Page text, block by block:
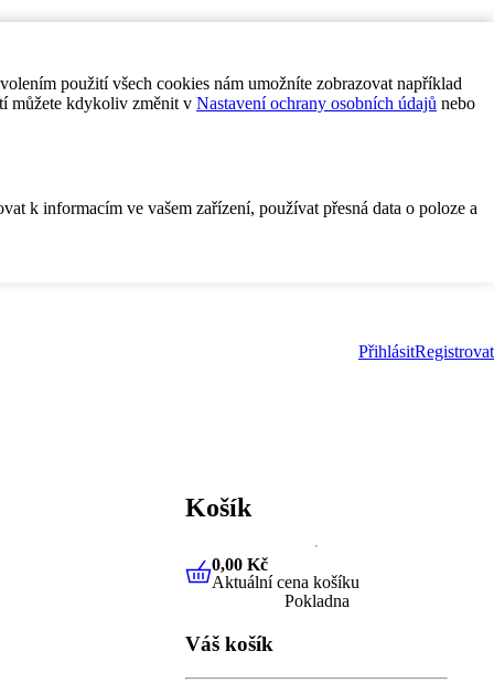
použití všech cookies nám umožníte zobrazovat například
můžete kdykoliv změnit v Nastavení ochrany osobních údajů nebo
k informacím ve vašem zařízení, používat přesná data o poloze a
PřihlásitRegistrovat
Košík
0,00 KčAktuální cena košíku
0,00 Kč
Aktuální cena košíku
Pokladna
Váš košík